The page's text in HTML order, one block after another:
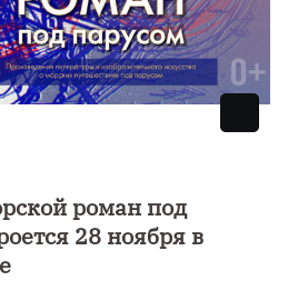
«Исповедь в четыре